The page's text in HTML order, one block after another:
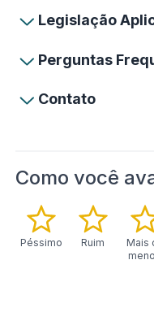
Legislação
Perguntas
Contato
Como você
Péssimo Ruim
Mais